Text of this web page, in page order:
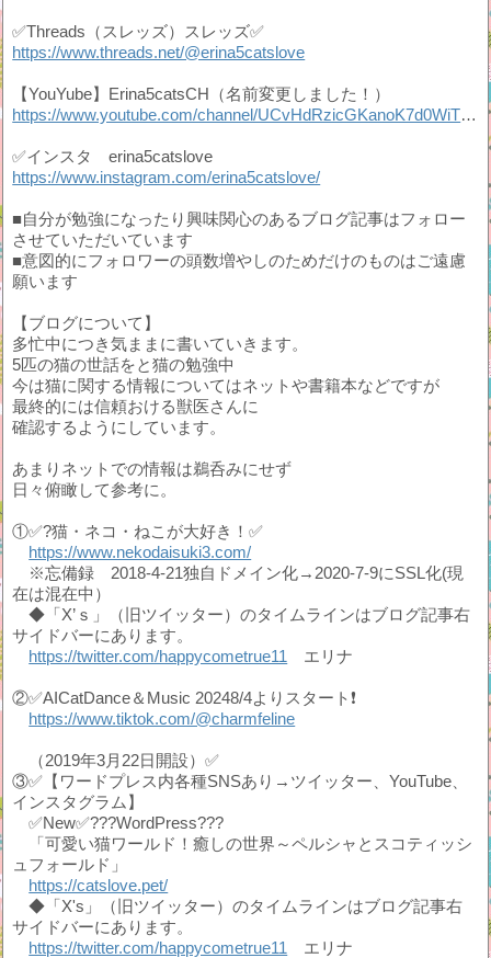
✅Threads（スレッズ）スレッズ✅
https://www.threads.net/@erina5catslove
【YouYube】Erina5catsCH（名前変更しました！）
https://www.youtube.com/channel/UCvHdRzicGKanoK7d0WiTNfw
✅インスタ erina5catslove
https://www.instagram.com/erina5catslove/
■自分が勉強になったり興味関心のあるブログ記事はフォロー
させていただいています
■意図的にフォロワーの頭数増やしのためだけのものはご遠慮
願います
【ブログについて】
多忙中につき気ままに書いていきます。
5匹の猫の世話をと猫の勉強中
今は猫に関する情報についてはネットや書籍本などですが
最終的には信頼おける獣医さんに
確認するようにしています。
あまりネットでの情報は鵜呑みにせず
日々俯瞰して参考に。
①✅?猫・ネコ・ねこが大好き！✅
https://www.nekodaisuki3.com/
※忘備録 2018-4-21独自ドメイン化→2020-7-9にSSL化(現
在は混在中）
◆「X’ｓ」（旧ツイッター）のタイムラインはブログ記事右
サイドバーにあります。
https://twitter.com/happycometrue11
エリナ
②✅AICatDance＆Music 20248/4よりスタート❗
https://www.tiktok.com/@charmfeline
（2019年3月22日開設）✅
③✅【ワードプレス内各種SNSあり→ツイッター、YouTube、
インスタグラム】
✅New✅???WordPress???
「可愛い猫ワールド！癒しの世界～ペルシャとスコティッシ
ュフォールド」
https://catslove.pet/
◆「X's」（旧ツイッター）のタイムラインはブログ記事右
サイドバーにあります。
https://twitter.com/happycometrue11
エリナ